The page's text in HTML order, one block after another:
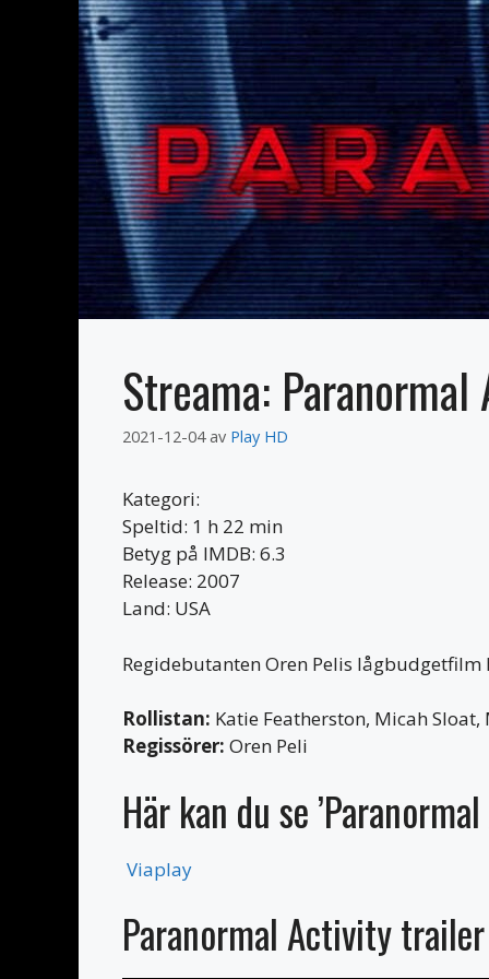
Streama:
2021-12-04 av Play HD
Kategori:
Speltid: 1 h 22 min
Betyg på IMDB: 6.3
Release: 2007
Land: USA
Regidebutanten Oren Pelis
Rollistan: Katie Featherston, Micah
Regissörer: Oren Peli
Här kan du se
Viaplay
Paranormal Activity trailer